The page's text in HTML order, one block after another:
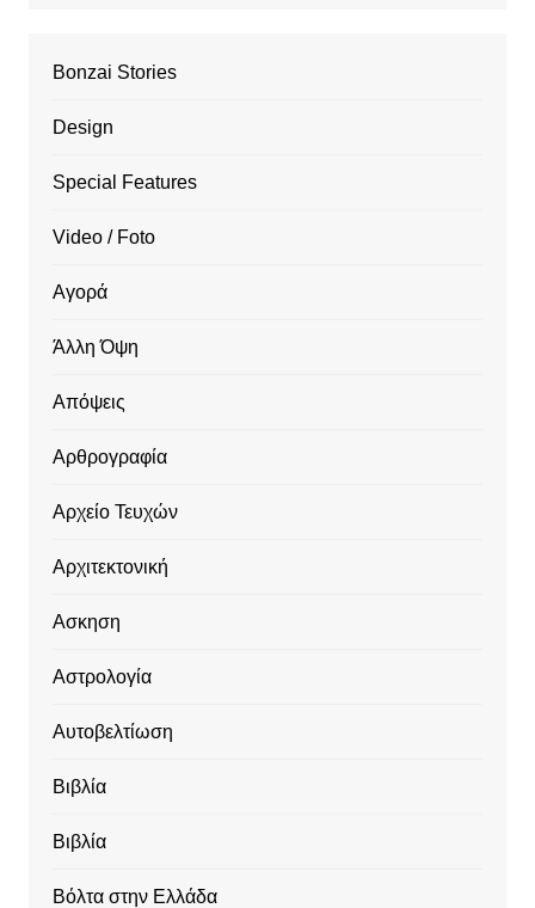
Bonzai Stories
Design
Special Features
Video / Foto
Αγορά
Άλλη Όψη
Απόψεις
Αρθρογραφία
Αρχείο Τευχών
Αρχιτεκτονική
Ασκηση
Αστρολογία
Αυτοβελτίωση
Βιβλία
Βιβλία
Βόλτα στην Ελλάδα